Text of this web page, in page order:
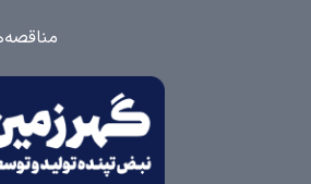
مناقصه‌ها و